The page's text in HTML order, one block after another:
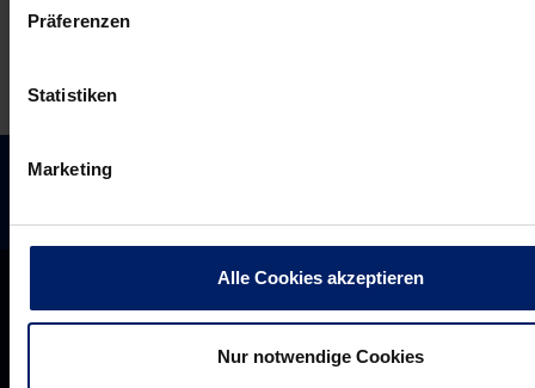
Präferenzen
Statistiken
Marketing
Alle Cookies akzeptieren
Nur notwendige Cookies